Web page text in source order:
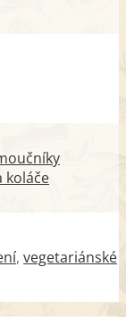
koláče
vegetariánské